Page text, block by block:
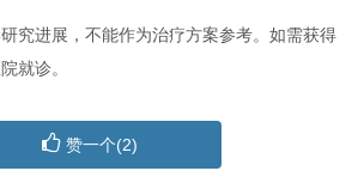
究进展，不能作为治疗方案参考。如需获得
就诊。
赞一个(2)